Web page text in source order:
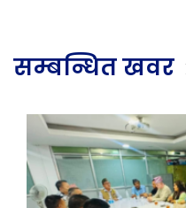
सम्बन्धित खवर